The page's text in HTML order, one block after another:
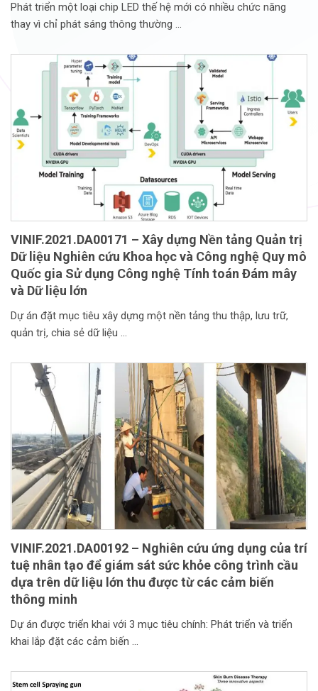
Phát triển một loại chip LED thế hệ mới có nhiều chức năng
thay vì chỉ phát sáng thông thường
VINIF.2021.DA00171 – Xây dựng Nền tảng Quản trị
Dữ liệu Nghiên cứu Khoa học và Công nghệ Quy mô
Quốc gia Sử dụng Công nghệ Tính toán Đám mây
và Dữ liệu lớn
Dự án đặt mục tiêu xây dựng một nền tảng thu thập, lưu trữ,
quản trị, chia sẻ dữ liệu
VINIF.2021.DA00192 – Nghiên cứu ứng dụng của trí
tuệ nhân tạo để giám sát sức khỏe công trình cầu
dựa trên dữ liệu lớn thu được từ các cảm biến
thông minh
Dự án được triển khai với 3 mục tiêu chính: Phát triển và triển
khai lắp đặt các cảm biến